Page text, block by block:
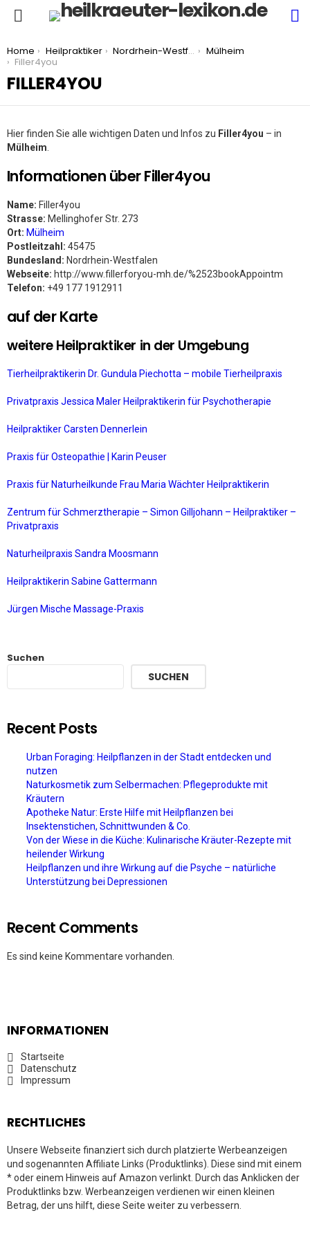
You are here:
Home Heilpraktiker Nordrhein-Westfalen
Mülheim
Filler4you
FILLER4YOU
Hier finden Sie alle wichtigen Daten und Infos zu Filler4you – in
Mülheim
Informationen über Filler4you
Name: Filler4you
Strasse: Mellinghofer Str. 273
Ort: Mülheim
Postleitzahl: 45475
Bundesland: Nordrhein-Westfalen
Webseite: http://www.fillerforyou-mh.de/%2523bookAppointm
Telefon: +49 177 1912911
auf der Karte
weitere Heilpraktiker in der Umgebung
Tierheilpraktikerin Dr. Gundula Piechotta – mobile Tierheilpraxis
Privatpraxis Jessica Maler Heilpraktikerin für Psychotherapie
Heilpraktiker Carsten Dennerlein
Praxis für Osteopathie | Karin Peuser
Praxis für Naturheilkunde Frau Maria Wächter Heilpraktikerin
Zentrum für Schmerztherapie – Simon Gilljohann – Heilpraktiker –
Privatpraxis
Naturheilpraxis Sandra Moosmann
Heilpraktikerin Sabine Gattermann
Jürgen Mische Massage-Praxis
Suchen
SUCHEN
Recent Posts
Urban Foraging: Heilpflanzen in der Stadt entdecken und
nutzen
Naturkosmetik zum Selbermachen: Pflegeprodukte mit
Kräutern
Apotheke Natur: Erste Hilfe mit Heilpflanzen bei
Insektenstichen, Schnittwunden & Co.
Von der Wiese in die Küche: Kulinarische Kräuter-Rezepte mit
heilender Wirkung
Heilpflanzen und ihre Wirkung auf die Psyche – natürliche
Unterstützung bei Depressionen
Recent Comments
Es sind keine Kommentare vorhanden.
INFORMATIONEN
Startseite
Datenschutz
Impressum
RECHTLICHES
Unsere Webseite finanziert sich durch platzierte Werbeanzeigen
und sogenannten Affiliate Links (Produktlinks). Diese sind mit einem
* oder einem Hinweis auf Amazon verlinkt. Durch das Anklicken der
Produktlinks bzw. Werbeanzeigen verdienen wir einen kleinen
Betrag, der uns hilft, diese Seite weiter zu verbessern.